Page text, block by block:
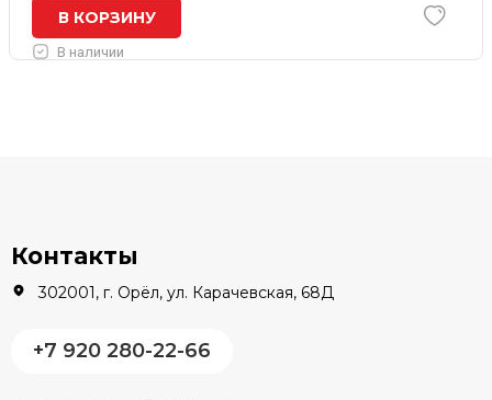
В КОРЗИНУ
В наличии
Контакты
302001, г. Орёл, ул. Карачевская, 68Д
+7 920 280-22-66